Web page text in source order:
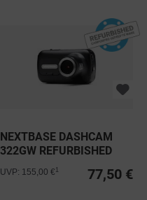
NEXTBASE DASHCAM
322GW REFURBISHED
77,50 €
UVP: 155,00 €